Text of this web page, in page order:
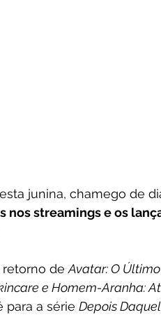
junina, chamego de
nos streamings e os
de Avatar: O
e Homem-Aranha:
para a série Depois